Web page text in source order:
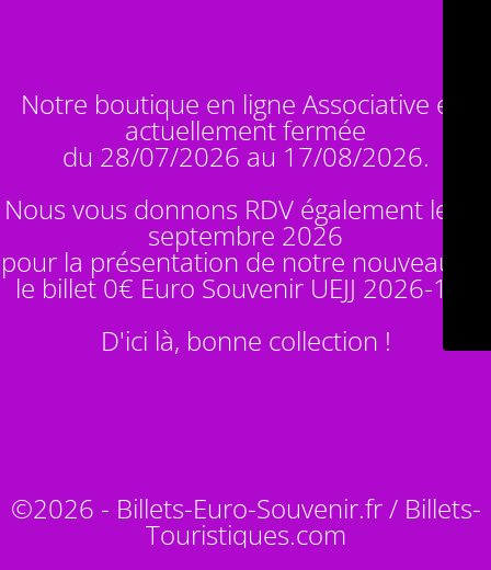
Notre boutique en ligne Associative est
actuellement fermée
du 28/07/2026 au 17/08/2026.
Nous vous donnons RDV également le 14
septembre 2026
pour la présentation de notre nouveauté :
le billet 0€ Euro Souvenir UEJJ 2026-10
D'ici là, bonne collection !
©2026 - Billets-Euro-Souvenir.fr / Billets-
Touristiques.com